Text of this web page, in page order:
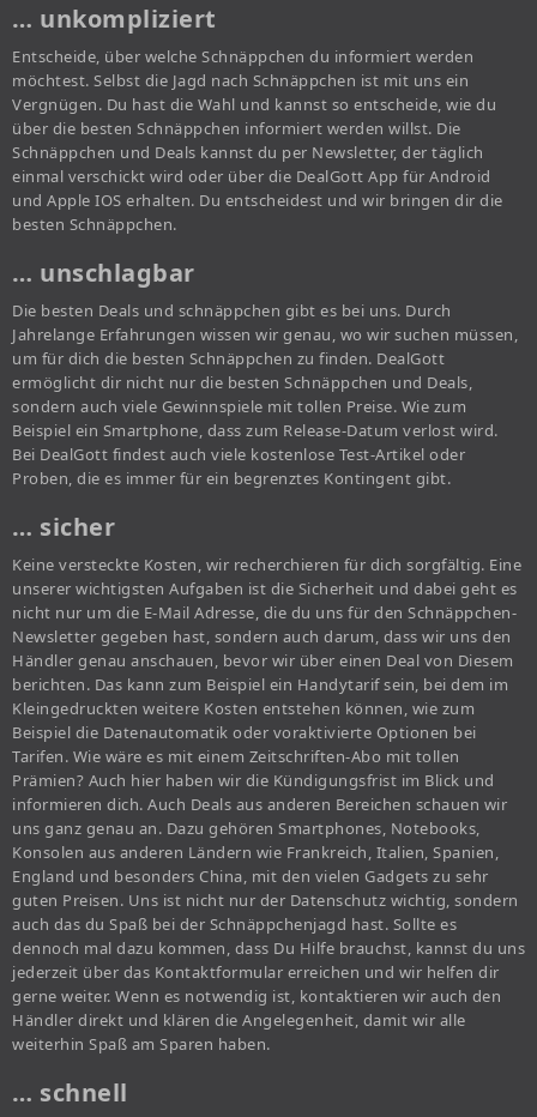
… unkompliziert
Entscheide, über welche Schnäppchen du informiert werden
möchtest. Selbst die Jagd nach Schnäppchen ist mit uns ein
Vergnügen. Du hast die Wahl und kannst so entscheide, wie du
über die besten Schnäppchen informiert werden willst. Die
Schnäppchen und Deals kannst du per Newsletter, der täglich
einmal verschickt wird oder über die DealGott App für Android
und Apple IOS erhalten. Du entscheidest und wir bringen dir die
besten Schnäppchen.
… unschlagbar
Die besten Deals und schnäppchen gibt es bei uns. Durch
Jahrelange Erfahrungen wissen wir genau, wo wir suchen müssen,
um für dich die besten Schnäppchen zu finden. DealGott
ermöglicht dir nicht nur die besten Schnäppchen und Deals,
sondern auch viele Gewinnspiele mit tollen Preise. Wie zum
Beispiel ein Smartphone, dass zum Release-Datum verlost wird.
Bei DealGott findest auch viele kostenlose Test-Artikel oder
Proben, die es immer für ein begrenztes Kontingent gibt.
… sicher
Keine versteckte Kosten, wir recherchieren für dich sorgfältig. Eine
unserer wichtigsten Aufgaben ist die Sicherheit und dabei geht es
nicht nur um die E-Mail Adresse, die du uns für den Schnäppchen-
Newsletter gegeben hast, sondern auch darum, dass wir uns den
Händler genau anschauen, bevor wir über einen Deal von Diesem
berichten. Das kann zum Beispiel ein Handytarif sein, bei dem im
Kleingedruckten weitere Kosten entstehen können, wie zum
Beispiel die Datenautomatik oder voraktivierte Optionen bei
Tarifen. Wie wäre es mit einem Zeitschriften-Abo mit tollen
Prämien? Auch hier haben wir die Kündigungsfrist im Blick und
informieren dich. Auch Deals aus anderen Bereichen schauen wir
uns ganz genau an. Dazu gehören Smartphones, Notebooks,
Konsolen aus anderen Ländern wie Frankreich, Italien, Spanien,
England und besonders China, mit den vielen Gadgets zu sehr
guten Preisen. Uns ist nicht nur der Datenschutz wichtig, sondern
auch das du Spaß bei der Schnäppchenjagd hast. Sollte es
dennoch mal dazu kommen, dass Du Hilfe brauchst, kannst du uns
jederzeit über das Kontaktformular erreichen und wir helfen dir
gerne weiter. Wenn es notwendig ist, kontaktieren wir auch den
Händler direkt und klären die Angelegenheit, damit wir alle
weiterhin Spaß am Sparen haben.
… schnell